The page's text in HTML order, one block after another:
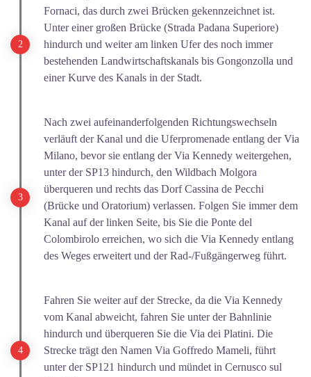
Fornaci, das durch zwei Brücken gekennzeichnet ist.
Unter einer großen Brücke (Strada Padana Superiore)
hindurch und weiter am linken Ufer des noch immer
bestehenden Landwirtschaftskanals bis Gongonzolla und
einer Kurve des Kanals in der Stadt.
Nach zwei aufeinanderfolgenden Richtungswechseln
verläuft der Kanal und die Uferpromenade entlang der Via
Milano, bevor sie entlang der Via Kennedy weitergehen,
unter der SP13 hindurch, den Wildbach Molgora
überqueren und rechts das Dorf Cassina de Pecchi
(Brücke und Oratorium) verlassen. Folgen Sie immer dem
Kanal auf der linken Seite, bis Sie die Ponte del
Colombirolo erreichen, wo sich die Via Kennedy entlang
des Weges erweitert und der Rad-/Fußgängerweg führt.
Fahren Sie weiter auf der Strecke, da die Via Kennedy
vom Kanal abweicht, fahren Sie unter der Bahnlinie
hindurch und überqueren Sie die Via dei Platini. Die
Strecke trägt den Namen Via Goffredo Mameli, führt
unter der SP121 hindurch und mündet in Cernusco sul